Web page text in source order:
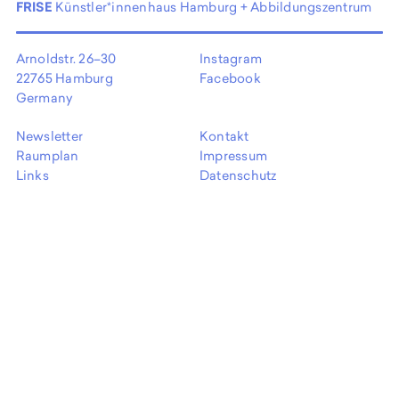
EN
FRISE Künstler*innenhaus Hamburg + Abbildungszentrum
Arnoldstr. 26–30
22765 Hamburg
Germany
Instagram
Facebook
Newsletter
Raumplan
Links
Kontakt
Impressum
Datenschutz